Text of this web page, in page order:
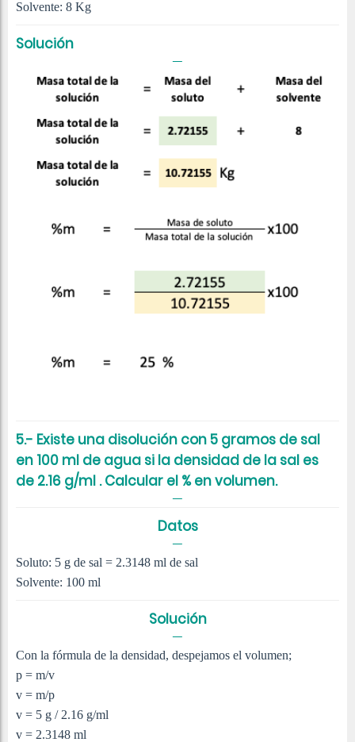
Solvente: 8 Kg
Solución
5.- Existe una disolución con 5 gramos de sal
en 100 ml de agua si la densidad de la sal es
de 2.16 g/ml . Calcular el % en volumen.
Datos
Soluto: 5 g de sal = 2.3148 ml de sal
Solvente: 100 ml
Solución
Con la fórmula de la densidad, despejamos el volumen;
p = m/v
v = m/p
v = 5 g / 2.16 g/ml
v = 2.3148 ml